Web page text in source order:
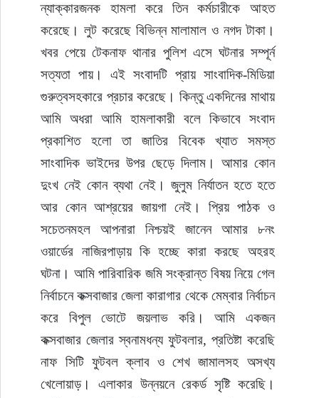
ন্যাক্কারজনক হামলা করে তিন কর্মচারীকে আহত
করেছে। লুট করেছে বিভিন্ন মালামাল ও নগদ টাকা।
খবর পেয়ে টেকনাফ থানার পুলিশ এসে ঘটনার সম্পূর্ন
সত্যতা পায়। এই সংবাদটি প্রায় সাংবাদিক-মিডিয়া
গুরুত্বসহকারে প্রচার করেছে। কিন্তু একদিনের মাথায়
আমি অধরা আমি হামলাকারী বলে কিভাবে সংবাদ
প্রকাশিত হলো তা জাতির বিবেক খ্যাত সমস্ত
সাংবাদিক ভাইদের উপর ছেড়ে দিলাম। আমার কোন
দুংখ নেই কোন ব্যথা নেই। জুলুম নির্যাতন হতে হতে
আর কোন আশ্রয়ের জায়গা নেই। প্রিয় পাঠক ও
সচেতনমহল আপনারা নিশ্চয়ই জানেন আমার ৮নং
ওয়ার্ডের নাজিরপাড়ায় কি হচ্ছে কারা করছে অহরহ
ঘটনা। আমি পারিবারিক জমি সংক্রান্ত বিষয় নিয়ে গেল
নির্বাচনে কক্সবাজার জেলা কারাগার থেকে মেম্বার নির্বাচন
করে বিপুল ভোটে জয়লাভ করি। আমি একজন
কক্সবাজার জেলার স্বনামধন্য ফুটবলার, প্রতিষ্টা করেছি
নাফ সিটি ফুটবল ক্লাব ও শেখ জামালসহ অসখ্য
খেলোয়াড়। এলাকার উন্নয়নে রেকর্ড সৃষ্টি করেছি।